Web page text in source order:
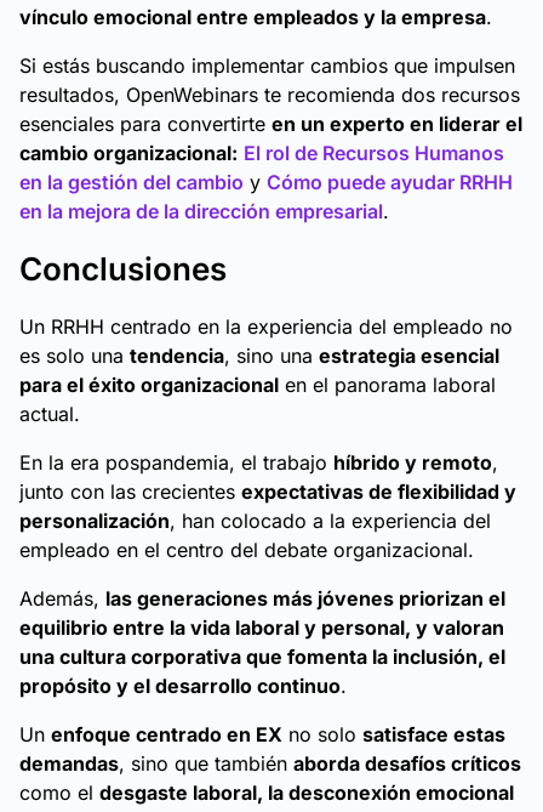
vínculo emocional entre empleados y la empresa.
Si estás buscando implementar cambios que impulsen
resultados, OpenWebinars te recomienda dos recursos
esenciales para convertirte en un experto en liderar el
cambio organizacional: El rol de Recursos Humanos
en la gestión del cambio y Cómo puede ayudar RRHH
en la mejora de la dirección empresarial.
Conclusiones
Un RRHH centrado en la experiencia del empleado no
es solo una tendencia, sino una estrategia esencial
para el éxito organizacional en el panorama laboral
actual.
En la era pospandemia, el trabajo híbrido y remoto,
junto con las crecientes expectativas de flexibilidad y
personalización, han colocado a la experiencia del
empleado en el centro del debate organizacional.
Además, las generaciones más jóvenes priorizan el
equilibrio entre la vida laboral y personal, y valoran
una cultura corporativa que fomenta la inclusión, el
propósito y el desarrollo continuo.
Un enfoque centrado en EX no solo satisface estas
demandas, sino que también aborda desafíos críticos
como el desgaste laboral, la desconexión emocional